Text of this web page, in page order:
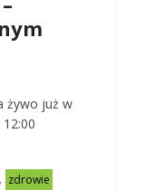
żywo już w
, zdrowie